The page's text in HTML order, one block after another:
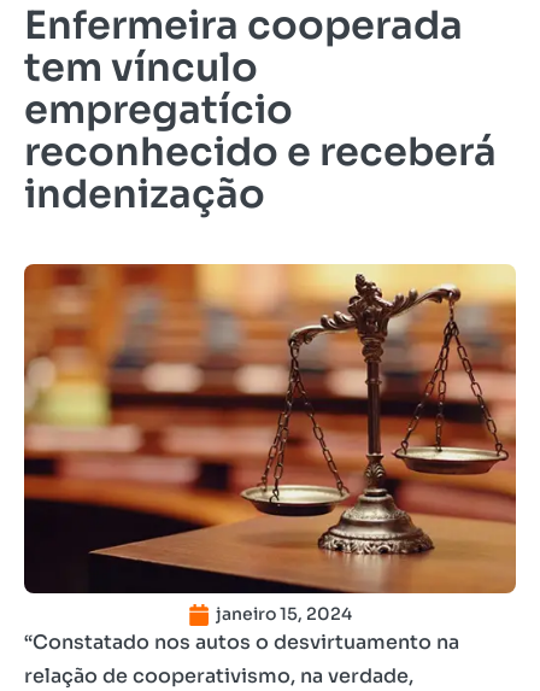
Enfermeira cooperada
tem vínculo
empregatício
reconhecido e receberá
indenização
janeiro 15, 2024
“Constatado nos autos o desvirtuamento na
relação de cooperativismo, na verdade,